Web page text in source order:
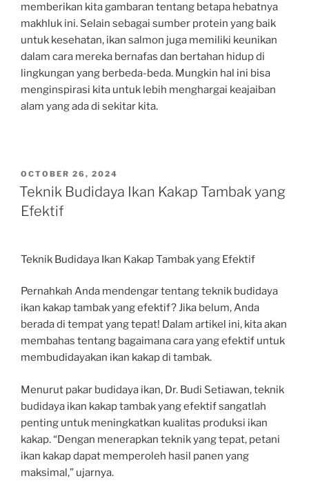
memberikan kita gambaran tentang betapa hebatnya
makhluk ini. Selain sebagai sumber protein yang baik
untuk kesehatan, ikan salmon juga memiliki keunikan
dalam cara mereka bernafas dan bertahan hidup di
lingkungan yang berbeda-beda. Mungkin hal ini bisa
menginspirasi kita untuk lebih menghargai keajaiban
alam yang ada di sekitar kita.
POSTED
ON
OCTOBER 26, 2024
Teknik Budidaya Ikan Kakap Tambak yang
Efektif
Teknik Budidaya Ikan Kakap Tambak yang Efektif
Pernahkah Anda mendengar tentang teknik budidaya
ikan kakap tambak yang efektif? Jika belum, Anda
berada di tempat yang tepat! Dalam artikel ini, kita akan
membahas tentang bagaimana cara yang efektif untuk
membudidayakan ikan kakap di tambak.
Menurut pakar budidaya ikan, Dr. Budi Setiawan, teknik
budidaya ikan kakap tambak yang efektif sangatlah
penting untuk meningkatkan kualitas produksi ikan
kakap. “Dengan menerapkan teknik yang tepat, petani
ikan kakap dapat memperoleh hasil panen yang
maksimal,” ujarnya.